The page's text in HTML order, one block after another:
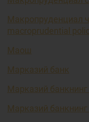
Макропруденциал
macroprudential
Маош
Марказий банк
Марказий
Марказий